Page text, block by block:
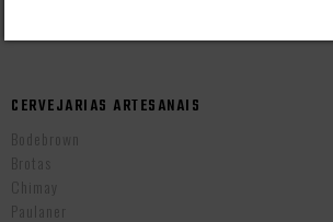
CERVEJARIAS ARTESANAIS
Bodebrown
Brotas
Chimay
Paulaner